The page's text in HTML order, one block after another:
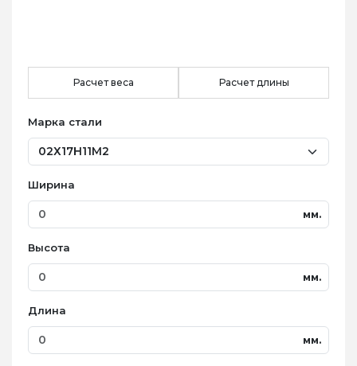
Расчет веса Расчет длины
Марка стали
Ширина
мм.
Высота
мм.
Длина
мм.